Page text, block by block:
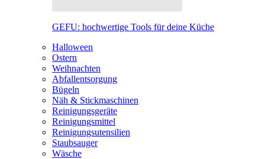
GEFU: hochwertige Tools für deine Küche
Halloween
Ostern
Weihnachten
Abfallentsorgung
Bügeln
Näh & Stickmaschinen
Reinigungsgeräte
Reinigungsmittel
Reinigungsutensilien
Staubsauger
Wäsche